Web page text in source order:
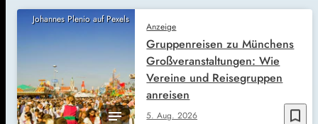
Johannes Plenio auf Pexels
bookmark_border
Anzeige
5. Aug. 2026
Gruppenreisen zu Münchens
Großveranstaltungen: Wie
Vereine und Reisegruppen
anreisen